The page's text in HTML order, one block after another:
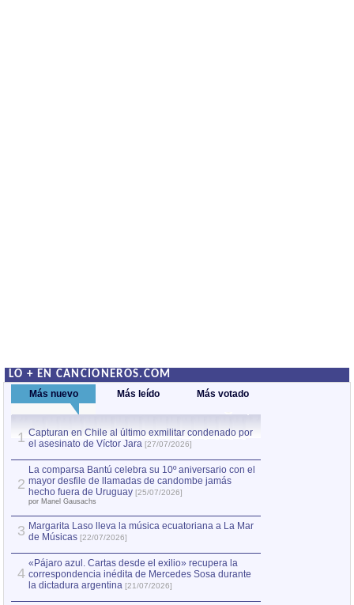
LO + EN CANCIONEROS.COM
Más nuevo Más leído Más votado
1 Capturan en Chile al último exmilitar condenado por
el asesinato de Víctor Jara [27/07/2026]
2
La comparsa Bantú celebra su 10º aniversario con el
mayor desfile de llamadas de candombe jamás
hecho fuera de Uruguay [25/07/2026]
por Manel Gausachs
3 Margarita Laso lleva la música ecuatoriana a La Mar
de Músicas [22/07/2026]
4
«Pájaro azul. Cartas desde el exilio» recupera la
correspondencia inédita de Mercedes Sosa durante
la dictadura argentina [21/07/2026]